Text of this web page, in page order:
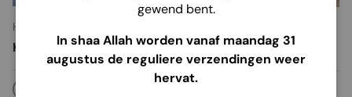
Hijab Heela
Khimar Dames | Aliyah Abaya Femmes | Eïda
gewend bent.
In shaa Allah worden vanaf maandag 31
augustus de reguliere verzendingen weer
hervat.